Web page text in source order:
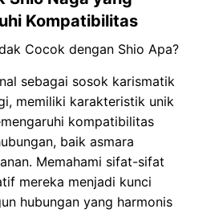
Kompatibilitas
sebagai sosok karismatik
memiliki karakteristik unik
kompatibilitas
baik asmara
Memahami sifat-sifat
mereka menjadi kunci
hubungan yang harmonis